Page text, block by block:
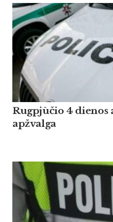
Rugpjūčio 4 dienos
apžvalga